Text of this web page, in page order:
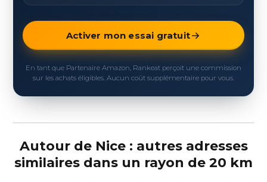
Activer mon essai gratuit
En tant que Partenaire Amazon, Rankeat perçoit une commission
sur les achats éligibles. Aucun coût supplémentaire pour vous.
Autour de Nice : autres adresses
similaires dans un rayon de 20 km